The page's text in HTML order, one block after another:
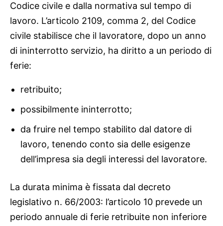
Codice civile e dalla normativa sul tempo di
lavoro. L’articolo 2109, comma 2, del Codice
civile stabilisce che il lavoratore, dopo un anno
di ininterrotto servizio, ha diritto a un periodo di
ferie:
retribuito;
possibilmente ininterrotto;
da fruire nel tempo stabilito dal datore di
lavoro, tenendo conto sia delle esigenze
dell’impresa sia degli interessi del lavoratore.
La durata minima è fissata dal decreto
legislativo n. 66/2003: l’articolo 10 prevede un
periodo annuale di ferie retribuite non inferiore